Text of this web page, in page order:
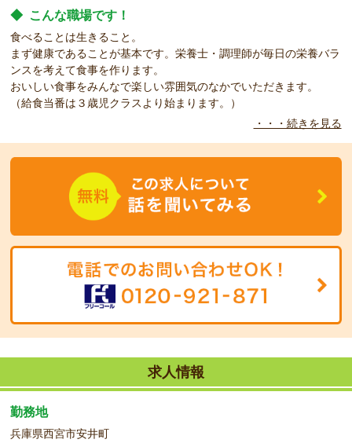
◆ こんな職場です！
食べることは生きること。
まず健康であることが基本です。栄養士・調理師が毎日の栄養バラ
ンスを考えて食事を作ります。
おいしい食事をみんなで楽しい雰囲気のなかでいただきます。
（給食当番は３歳児クラスより始まります。）
・・・続きを見る
求人情報
勤務地
兵庫県西宮市安井町